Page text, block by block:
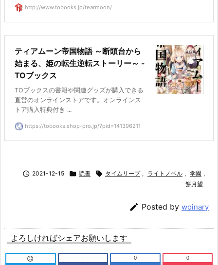
http://www.tobooks.jp/tearmoon/
ティアムーン帝国物語 ～断頭台から
始まる、姫の転生逆転ストーリー～ -
TOブックス
TOブックスの書籍や関連グッズが購入できる
直営のオンラインストアです。オンラインス
トア購入特典付き ...
https://tobooks.shop-pro.jp/?pid=141396211
 2021-12-15  読書  タイムリープ , ライトノベル , 学園 ,
餅月望
 Posted by woinary
よろしければシェアお願いします
 ! 0 0